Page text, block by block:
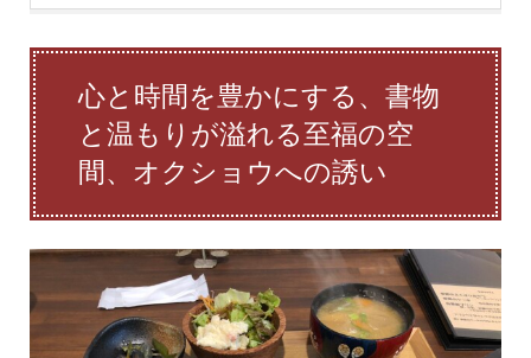
心と時間を豊かにする、書物
と温もりが溢れる至福の空
間、オクショウへの誘い